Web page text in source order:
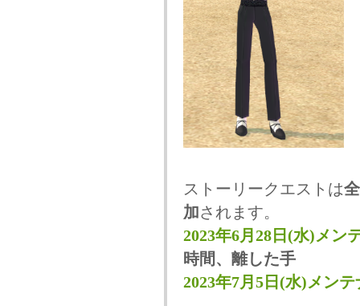
ストーリークエストは
加 されます。
2023年6月28日(水)メン
時間、離した手
2023年7月5日(水)メン